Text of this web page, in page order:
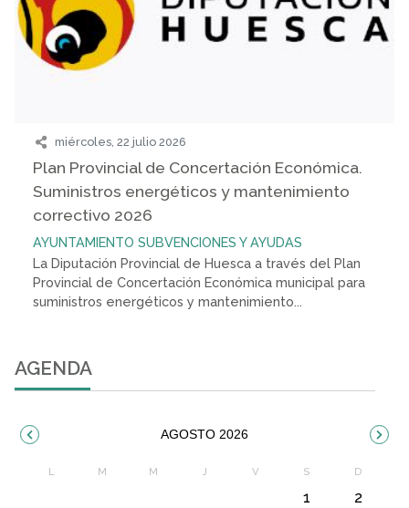
miércoles, 22 julio 2026
Plan Provincial de Concertación Económica.
Suministros energéticos y mantenimiento
correctivo 2026
AYUNTAMIENTO SUBVENCIONES Y AYUDAS
La Diputación Provincial de Huesca a través del Plan
Provincial de Concertación Económica municipal para
suministros energéticos y mantenimiento...
AGENDA
AGOSTO 2026
1 2